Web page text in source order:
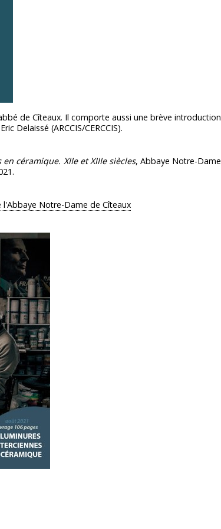
de Cîteaux. Il comporte aussi une brève introduction
Delaissé (ARCCIS/CERCCIS).
céramique. XIIe et XIIIe siècles, Abbaye Notre-Dame
Notre-Dame de Cîteaux